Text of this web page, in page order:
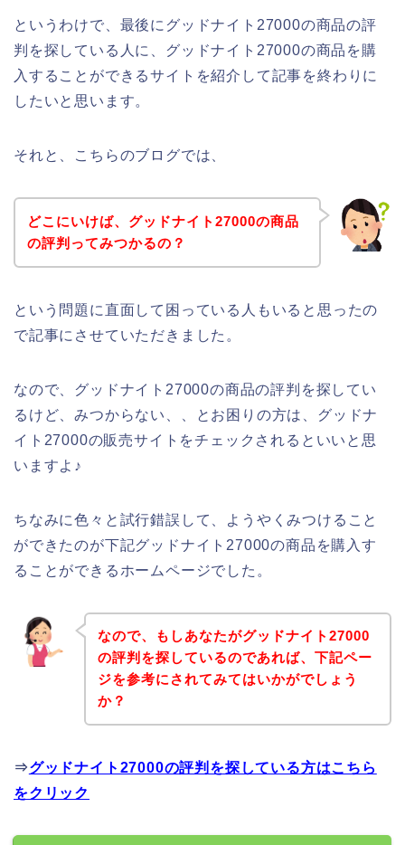
というわけで、最後にグッドナイト27000の商品の評
判を探している人に、グッドナイト27000の商品を購
入することができるサイトを紹介して記事を終わりに
したいと思います。
それと、こちらのブログでは、
どこにいけば、グッドナイト27000の商品
の評判ってみつかるの？
という問題に直面して困っている人もいると思ったの
で記事にさせていただきました。
なので、グッドナイト27000の商品の評判を探してい
るけど、みつからない、、とお困りの方は、グッドナ
イト27000の販売サイトをチェックされるといいと思
いますよ♪
ちなみに色々と試行錯誤して、ようやくみつけること
ができたのが下記グッドナイト27000の商品を購入す
ることができるホームページでした。
なので、もしあなたがグッドナイト27000
の評判を探しているのであれば、下記ペー
ジを参考にされてみてはいかがでしょう
か？
⇒グッドナイト27000の評判を探している方はこちら
をクリック